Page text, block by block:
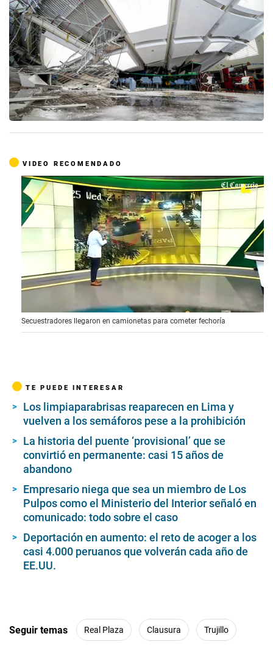
VIDEO RECOMENDADO
0
o
f
u
e
s
6
s
c
n
d
Secuestradores llegaron en camionetas para cometer fechoría
TE PUEDE INTERESAR
Los limpiaparabrisas reaparecen en Lima y
vuelven a los semáforos pese a la prohibición
La historia del puente ‘provisional’ que se
convirtió en permanente: casi 15 años de
abandono
Empresario niega que sea un miembro de Los
Pulpos como el Ministerio del Interior señaló en
comunicado: todo sobre el caso
Deportación en aumento: el reto de acoger a los
casi 4.000 peruanos que volverán cada año de
EE.UU.
Seguir temas Real Plaza Clausura Trujillo